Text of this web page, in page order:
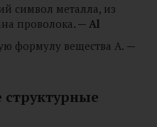
символ металла, из
проволока. — Al
формулу вещества А. —
структурные